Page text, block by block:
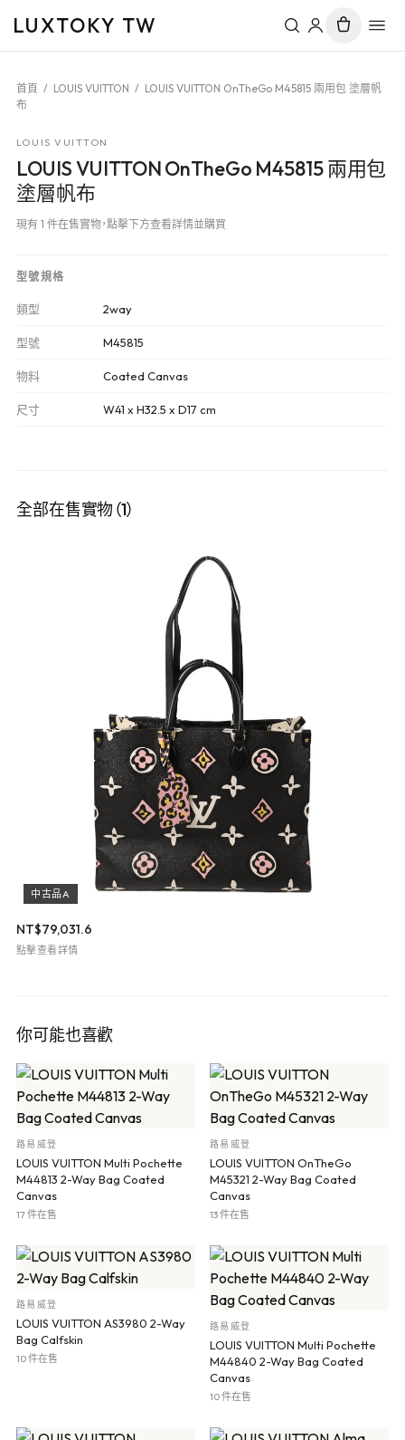
LUXTOKY TW
首頁 / LOUIS VUITTON / LOUIS VUITTON OnTheGo M45815 兩用包 塗層帆
布
LOUIS VUITTON
LOUIS VUITTON OnTheGo M45815 兩用包
塗層帆布
現有 1 件在售實物，點擊下方查看詳情並購買
型號規格
類型 2way
型號 M45815
物料 Coated Canvas
尺寸 W41 x H32.5 x D17 cm
全部在售實物（1）
中古品A
NT$79,031.6
點擊查看詳情
你可能也喜歡
路易威登
LOUIS VUITTON Multi Pochette
M44813 2-Way Bag Coated
Canvas
17 件在售
路易威登
LOUIS VUITTON OnTheGo
M45321 2-Way Bag Coated
Canvas
13 件在售
路易威登
LOUIS VUITTON AS3980 2-Way
Bag Calfskin
10 件在售
路易威登
LOUIS VUITTON Multi Pochette
M44840 2-Way Bag Coated
Canvas
10 件在售